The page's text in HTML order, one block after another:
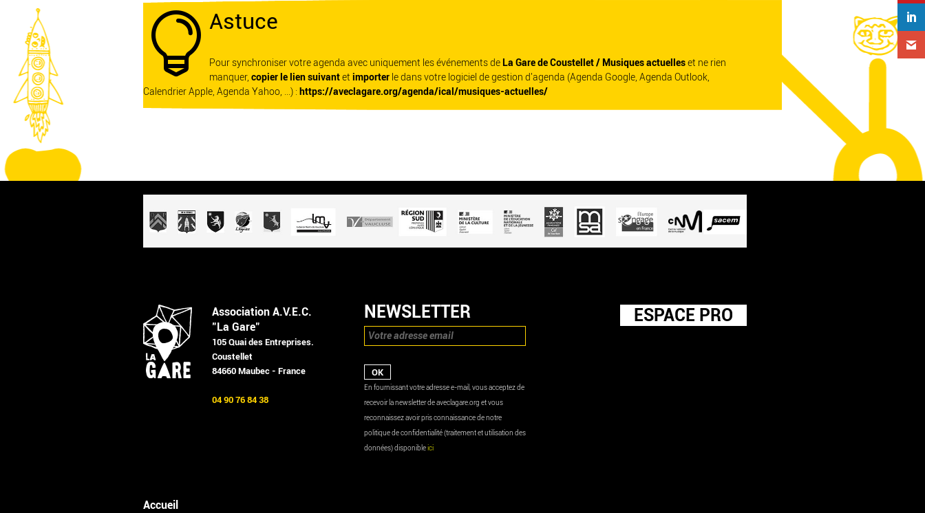
 Astuce
Pour synchroniser votre agenda avec uniquement les événements de La Gare de Coustellet / Musiques actuelleset ne rien
manquer, copier le lien suivantet importer le dans votre logiciel de gestion d'agenda (Agenda Google, Agenda Outlook,
Calendrier Apple, Agenda Yahoo, ...) : https://aveclagare.org/agenda/ical/musiques-actuelles/
Association A.V.E.C.
"La Gare"
105 Quai des Entreprises.
Coustellet
84660 Maubec - France
04 90 76 84 38
NEWSLETTER
En fournissant votre adresse e-mail, vous acceptez de
recevoir la newsletter de aveclagare.org et vous
reconnaissez avoir pris connaissance de notre
politique de confidentialité (traitement et utilisation des
données) disponibleici
ESPACE PRO
Accueil